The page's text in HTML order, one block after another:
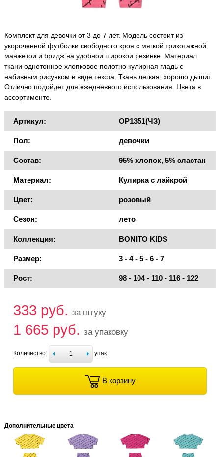
Комплект для девочки от 3 до 7 лет. Модель состоит из
укороченной футболки свободного кроя с мягкой трикотажной
манжетой и бридж на удобной широкой резинке. Материал
ткани однотонное хлопковое полотно кулирная гладь с
набивным рисунком в виде текста. Ткань легкая, хорошо дышит.
Отлично подойдет для ежедневного использования. Цвета в
ассортименте.
Артикул: OP1351(ЧЗ)
Пол: девочки
Состав: 95% хлопок, 5% эластан
Материал: Кулирка с лайкрой
Цвет: розовый
Сезон: лето
Коллекция: BONITO KIDS
Размер: 3 - 4 - 5 - 6 - 7
Рост: 98 - 104 - 110 - 116 - 122
333 руб. за штуку
1 665 руб. за упаковку
Количество: упак
В корзину
Дополнительные цвета